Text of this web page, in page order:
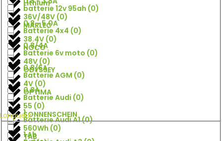
batterie 12v 95ah (0)
Batterie 4x4 (0)
Batterie 6v moto (0)
Batterie AGM (0)
Batterie Audi (0)
Batterie Audi A1(0)
36V/48V (0)
38.4V (0)
48V (0)
4V (0)
55 (0)
560Wh (0)
Lithium
MARLEC
NOCO
ODYSSEY
OPTIMA
SONNENSCHEIN
TAB
0.8 - 5.0A
0.8/4A
0.8/6A
0.8A
1
1 Ah
Longueur